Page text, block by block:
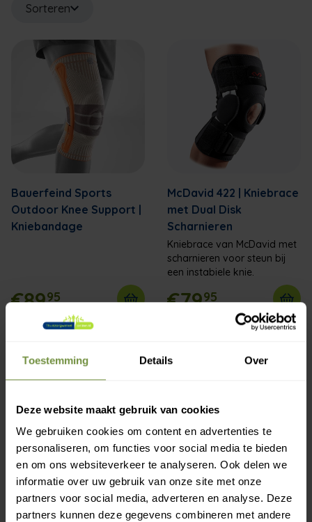
Toestemming Details Over
Deze website maakt gebruik van cookies
We gebruiken cookies om content en advertenties te
personaliseren, om functies voor social media te bieden
en om ons websiteverkeer te analyseren. Ook delen we
informatie over uw gebruik van onze site met onze
partners voor social media, adverteren en analyse. Deze
partners kunnen deze gegevens combineren met andere
Sorteren
Bauerfeind Sports
Outdoor Knee Support |
Kniebandage
€8995
McDavid 422 | Kniebrace
met Dual Disk
Scharnieren
Kniebrace van McDavid met
scharnieren voor steun bij
een instabiele knie.
€7995
nodig?
Bel of mail ons voor gratis advies of kom
langs in 1 van onze winkels.